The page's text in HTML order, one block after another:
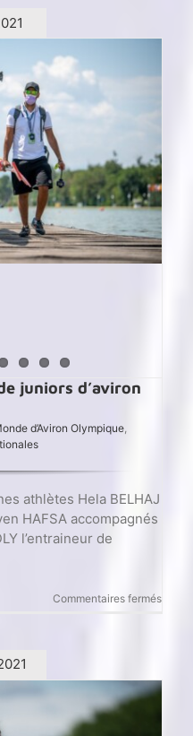
juniors d’aviron
d’Aviron Olympique,
athlètes Hela BELHAJ
HAFSA accompagnés
l’entraineur de
Commentaires ferméssur
2021